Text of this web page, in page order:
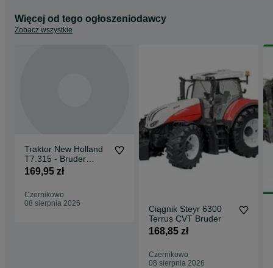
Więcej od tego ogłoszeniodawcy
Zobacz wszystkie
Traktor New Holland
T7.315 - Bruder
Ciągnik
169,95 zł
Czernikowo
08 sierpnia 2026
Ciągnik Steyr 6300
Terrus CVT Bruder
168,85 zł
Czernikowo
08 sierpnia 2026